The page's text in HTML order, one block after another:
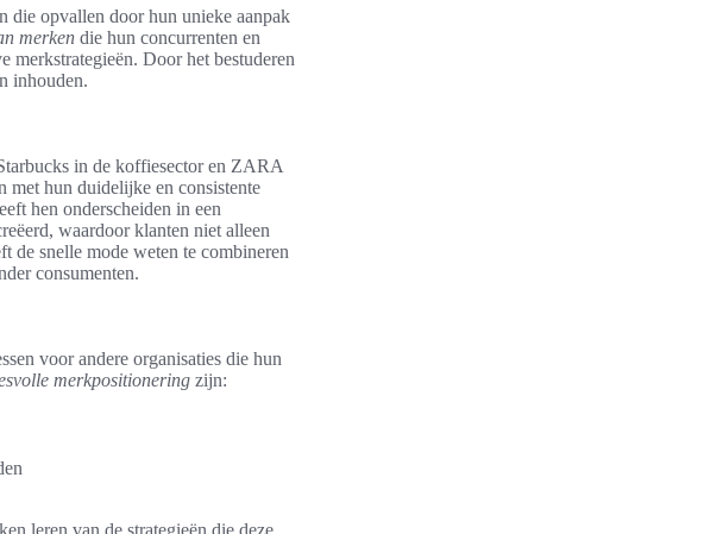
die opvallen door hun unieke aanpak
merken die hun concurrenten en
Door het bestuderen
inhouden.
in de koffiesector en ZARA
met hun duidelijke en consistente
hen onderscheiden in een
waardoor klanten niet alleen
snelle mode weten te combineren
consumenten.
voor andere organisaties die hun
merkpositionering zijn:
leren van de strategieën die deze